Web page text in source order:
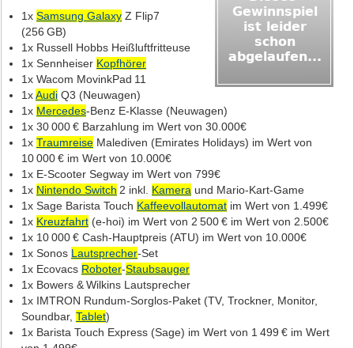
1x Samsung Galaxy Z Flip7
(256 GB)
1x Russell Hobbs Heißluftfritteuse
1x Sennheiser Kopfhörer
1x Wacom MovinkPad 11
1xAudi Q3 (Neuwagen)
1x Mercedes‑Benz E‑Klasse (Neuwagen)
1x 30 000 € Barzahlung im Wert von 30.000€
1x Traumreise Malediven (Emirates Holidays) im Wert von
10 000 € im Wert von 10.000€
1x E‑Scooter Segway im Wert von 799€
1x Nintendo Switch 2 inkl. Kamera und Mario‑Kart‑Game
1x Sage Barista Touch Kaffeevollautomat im Wert von 1.499€
1x Kreuzfahrt (e‑hoi) im Wert von 2 500 € im Wert von 2.500€
1x 10 000 € Cash‑Hauptpreis (ATU) im Wert von 10.000€
1x Sonos Lautsprecher‑Set
1x Ecovacs Roboter‑Staubsauger
1x Bowers & Wilkins Lautsprecher
1x IMTRON Rundum‑Sorglos‑Paket (TV, Trockner, Monitor,
Soundbar, Tablet)
1x Barista Touch Express (Sage) im Wert von 1 499 € im Wert